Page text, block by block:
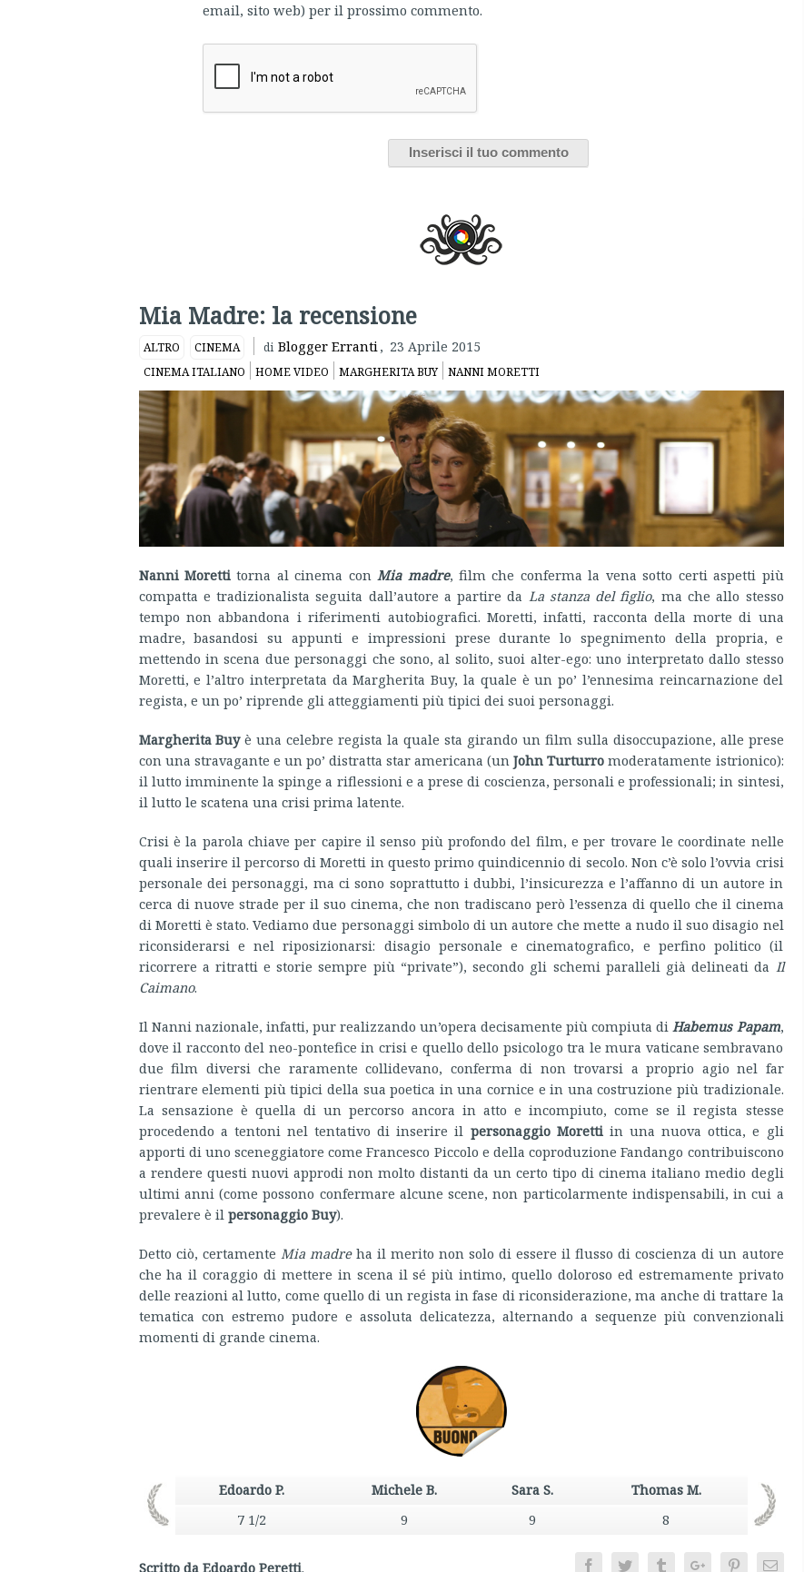
email, sito web) per il prossimo commento.
Mia Madre: la recensione
ALTRO CINEMA di Blogger Erranti, 23 Aprile 2015
CINEMA ITALIANO HOME VIDEO MARGHERITA BUY NANNI MORETTI
Nanni Morettitorna al cinema conMia madre, film che conferma la vena sotto certi aspetti più
compatta e tradizionalista seguita dall’autore a partire da La stanza del figlio, ma che allo stesso
tempo non abbandona i riferimenti autobiografici. Moretti, infatti, racconta della morte di una
madre, basandosi su appunti e impressioni prese durante lo spegnimento della propria, e
mettendo in scena due personaggi che sono, al solito, suoi alter-ego: uno interpretato dallo stesso
Moretti, e l’altro interpretata da Margherita Buy, la quale è un po’ l’ennesima reincarnazione del
regista, e un po’ riprende gli atteggiamenti più tipici dei suoi personaggi.
Margherita Buyè una celebre regista la quale sta girando un film sulla disoccupazione, alle prese
con una stravagante e un po’ distratta star americana (unJohn Turturro moderatamente istrionico):
il lutto imminente la spinge a riflessioni e a prese di coscienza, personali e professionali; in sintesi,
il lutto le scatena una crisi prima latente.
Crisi è la parola chiave per capire il senso più profondo del film, e per trovare le coordinate nelle
quali inserire il percorso di Moretti in questo primo quindicennio di secolo. Non c’è solo l’ovvia crisi
personale dei personaggi, ma ci sono soprattutto i dubbi, l’insicurezza e l’affanno di un autore in
cerca di nuove strade per il suo cinema, che non tradiscano però l’essenza di quello che il cinema
di Moretti è stato. Vediamo due personaggi simbolo di un autore che mette a nudo il suo disagio nel
riconsiderarsi e nel riposizionarsi: disagio personale e cinematografico, e perfino politico (il
ricorrere a ritratti e storie sempre più “private”), secondo gli schemi paralleli già delineati da Il
Caimano.
Il Nanni nazionale, infatti, pur realizzando un’opera decisamente più compiuta diHabemus Papam,
dove il racconto del neo-pontefice in crisi e quello dello psicologo tra le mura vaticane sembravano
due film diversi che raramente collidevano, conferma di non trovarsi a proprio agio nel far
rientrare elementi più tipici della sua poetica in una cornice e in una costruzione più tradizionale.
La sensazione è quella di un percorso ancora in atto e incompiuto, come se il regista stesse
procedendo a tentoni nel tentativo di inserire il personaggio Morettiin una nuova ottica, e gli
apporti di uno sceneggiatore come Francesco Piccolo e della coproduzione Fandango contribuiscono
a rendere questi nuovi approdi non molto distanti da un certo tipo di cinema italiano medio degli
ultimi anni (come possono confermare alcune scene, non particolarmente indispensabili, in cui a
prevalere è il personaggio Buy).
Detto ciò, certamente Mia madreha il merito non solo di essere il flusso di coscienza di un autore
che ha il coraggio di mettere in scena il sé più intimo, quello doloroso ed estremamente privato
delle reazioni al lutto, come quello di un regista in fase di riconsiderazione, ma anche di trattare la
tematica con estremo pudore e assoluta delicatezza, alternando a sequenze più convenzionali
momenti di grande cinema.
Edoardo P. Michele B. Sara S.
Thomas M.
7 1/2
9 9 8
Scritto da Edoardo Peretti. FacebookTwitter TumblrGoogle+PinterestEmail